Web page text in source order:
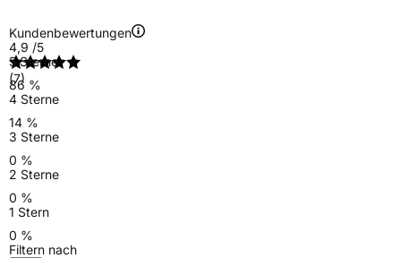
Kundenbewertungen
4,9 /5
(7)
5 Sterne
86 %
4 Sterne
14 %
3 Sterne
0 %
2 Sterne
0 %
1 Stern
0 %
Filtern nach